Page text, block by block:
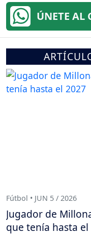
ÚNETE AL
Fútbol • JUN 5 / 2026
Jugador de
que tenía hasta el